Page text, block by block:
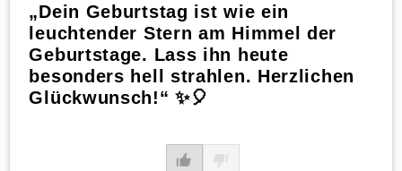
„Dein Geburtstag ist wie ein
leuchtender Stern am Himmel der
Geburtstage. Lass ihn heute
besonders hell strahlen. Herzlichen
Glückwunsch!“ ✨🎈